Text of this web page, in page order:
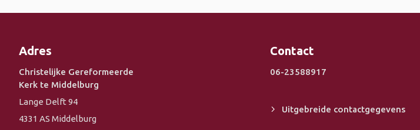
Adres
Christelijke Gereformeerde
Kerk te Middelburg
Lange Delft 94
4331 AS Middelburg
Contact
06-23588917
Uitgebreide contactgegevens